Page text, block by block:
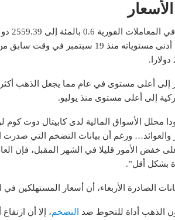
إلى أعلى مستوى في عام مما يجعل الذهب
إلى أعلى مستوى منذ يوليو.
محلل الأسواق المالية لدى كابيتال دوت
والعوائد… ورغم أن بيانات التضخم التي صدرت
خفض الأمور قليلا في الشهر المقبل، فإن
بشكل أقل”.
الصادرة الأربعاء، أن أسعار المستهلكين
الذهب أداة للتحوط ضد التضخم، إلا أن